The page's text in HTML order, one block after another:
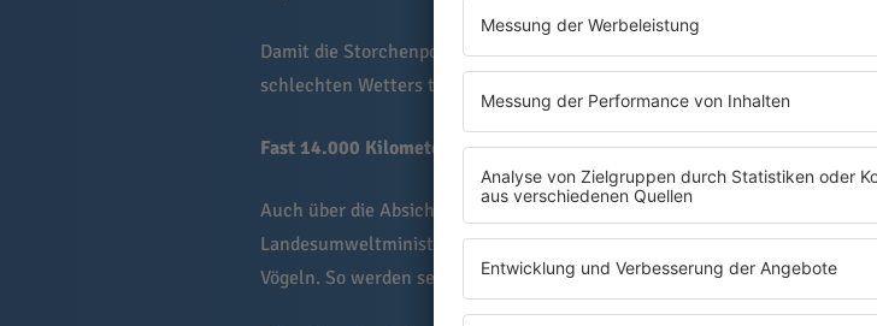
Damit die Storchenpopulation nicht wieder abnehme, müssten
schlechten Wetters teils bis zu 90 Prozent der Jungtiere gestorben, meist
Fast 14.000 Kilometer Freileitungen im Südwesten
Auch über die Absicherung an Strommasten hinaus engagieren sich
Landesumweltministerium, dem Verband für Energie- und
Vögeln. So werden seit Jahren Leitungen nach aktuellen Standards des